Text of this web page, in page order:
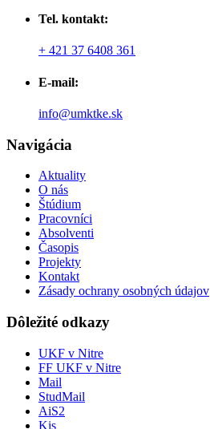
Tel. kontakt:
+ 421 37 6408 361
E-mail:
info@umktke.sk
Navigácia
Aktuality
O nás
Štúdium
Pracovníci
Absolventi
Časopis
Projekty
Kontakt
Zásady ochrany osobných údajov
Dôležité odkazy
UKF v Nitre
FF UKF v Nitre
Mail
StudMail
AiS2
Kis